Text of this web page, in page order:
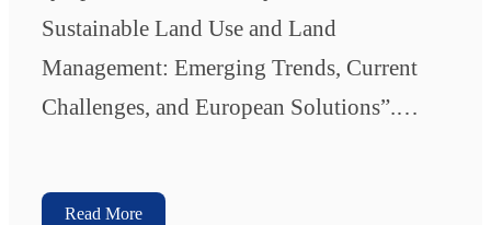
Sustainable Land Use and Land
Management: Emerging Trends, Current
Challenges, and European Solutions”.…
Read More